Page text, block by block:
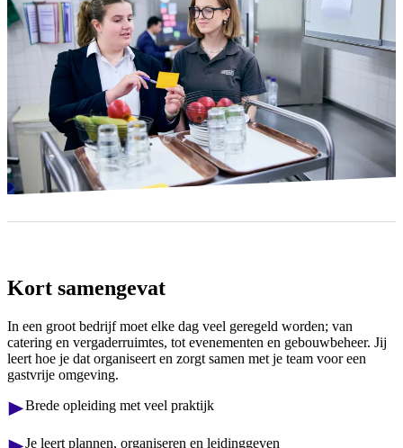
Kort samengevat
In een groot bedrijf moet elke dag veel geregeld worden; van
catering en vergaderruimtes, tot evenementen en gebouwbeheer. Jij
leert hoe je dat organiseert en zorgt samen met je team voor een
gastvrije omgeving.
Brede opleiding met veel praktijk
Je leert plannen, organiseren en leidinggeven